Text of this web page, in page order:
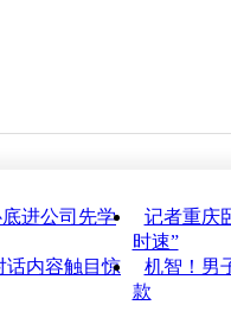
进公司先学
记者重庆
时速”
话内容触目惊
机智！男
款